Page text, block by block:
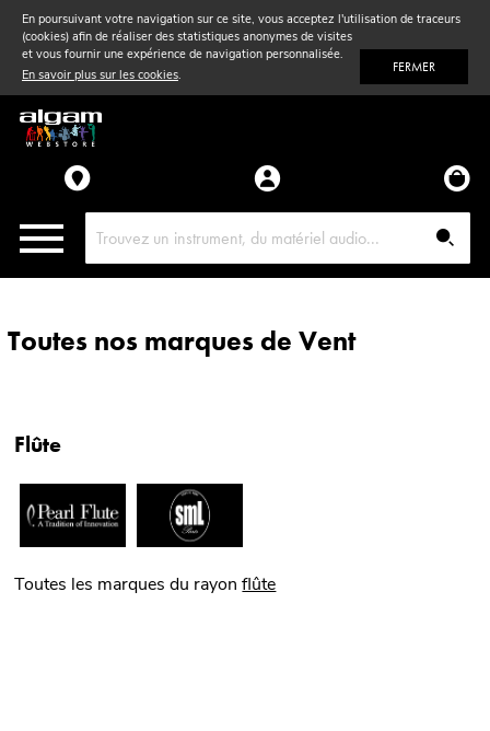
En poursuivant votre navigation sur ce site, vous acceptez l'utilisation de traceurs
(cookies) afin de réaliser des statistiques anonymes de visites
et vous fournir une expérience de navigation personnalisée.
En savoir plus sur les cookies. FERMER
Vent& Violon
Accessoires
Pièces détachées
Toutes nos marques de Vent
Flûte
Toutes les marques du rayonflûte